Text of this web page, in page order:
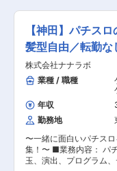
の体験に忠実であるこ
るかをチェックします。 ■当ポジションの特徴：
ゲーム業界での経験がな
はテスト実施やバグ報告
始めていただきます。格
いスキルを身につけた
験の有無は問いません。 ■配属先について： 当
社は、格闘ゲームを中心
レトロゲームの移植な
ム開発を手掛けるゲー
理部門は、「プレイヤ
ことを使命とする、ゲー
専門チー
るメインストーリーの
要なアートアセットの
品質なスクリプト演出
ディレクター、アートデ
ードと密に連携し、他の
がら、ゲーム開発やクオ
中心メンバーとしてご
います。 ■業務詳細： ◇スクリプト実装業務 ・
スマホゲーム（Unity開
（Lua）実装 ・上記演出
master（スプレッドシ
に関連する各種アート
◇仕様調整・連携業務
ー、エンジニアとの仕様
ヒアリングと、実装へ
【神田】パチス
髪型自由／転勤な
株式会社ナナラボ
業種 / 職種
年収
勤務地
〜一緒に面白いパチス
集！〜 ■業務内容： パチスロの開発（企画、出
玉、演出、プログラム